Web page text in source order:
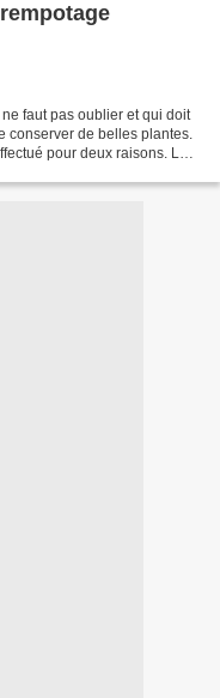
faut pas oublier et qui doit
conserver de belles plantes.
pour deux raisons. La